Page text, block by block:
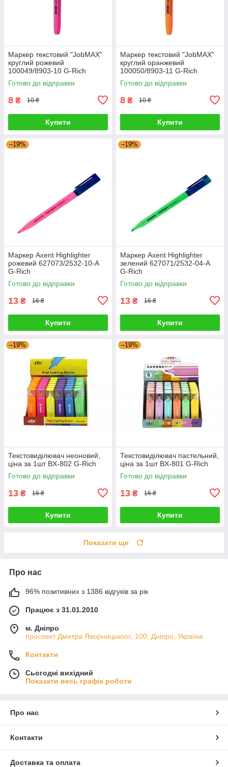
Маркер текстовий "JobMAX"
круглий рожевий
100049/8903-10 G-Rich
Готово до відправки
8 ₴ 10 ₴
Купити
Маркер текстовий "JobMAX"
круглий оранжевий
100050/8903-11 G-Rich
Готово до відправки
8 ₴ 10 ₴
Купити
–19%
Маркер Axent Highlighter
рожевий 627073/2532-10-А
G-Rich
Готово до відправки
13 ₴ 16 ₴
Купити
–19%
Маркер Axent Highlighter
зелений 627071/2532-04-А
G-Rich
Готово до відправки
13 ₴ 16 ₴
Купити
–19%
Текстовиділювач неоновий,
ціна за 1шт BX-802 G-Rich
Готово до відправки
13 ₴ 16 ₴
Купити
–19%
Текстовиділювач пастельний,
ціна за 1шт BX-801 G-Rich
Готово до відправки
13 ₴ 16 ₴
Купити
Показати ще
Про нас
96% позитивних з 1386 відгуків за рік
Працює з 31.01.2010
м. Дніпро
проспект Дмитра Яворницького, 100, Дніпро, Україна
Контакти
Сьогодні вихідний
Показати весь графік роботи
Про нас
Контакти
Доставка та оплата